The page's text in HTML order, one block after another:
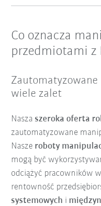
Co oznacza
przedmiotami z
wiele zalet
Naszaszeroka oferta
zautomatyzowane
Nasze roboty
mogą być
odciążyć pracowników
rentowność
systemowych i